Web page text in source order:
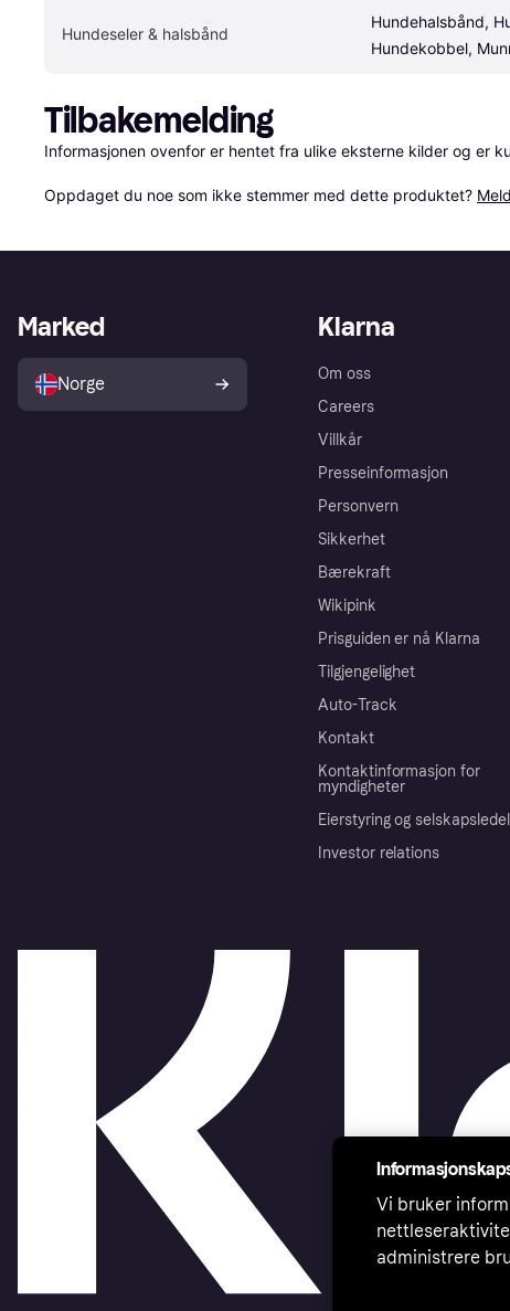
Hundeseler & halsbånd
Hundehalsbånd,
Hundekobbel,
Tilbakemelding
Informasjonen ovenfor er hentet fra ulike eksterne kilder og er
Oppdaget du noe som ikke stemmer med dette produktet?
Klarna
Om oss
Careers
Villkår
Presseinformasjon
Personvern
Sikkerhet
Bærekraft
Wikipink
Prisguiden er nå Klarna
Tilgjengelighet
Auto-Track
Kontakt
Kontaktinformasjon for
myndigheter
Eierstyring og
Investor relations
Marked
Norge
Vi bruker
administrere